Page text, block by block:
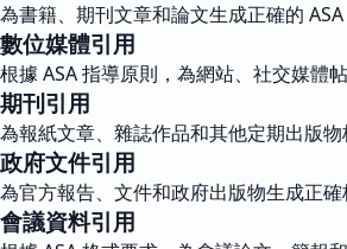
為書籍、期刊文章和論文生成正確的
數位媒體引用
根據 ASA 指導原則，為網站、社交媒體
期刊引用
為報紙文章、雜誌作品和其他定期出版
政府文件引用
為官方報告、文件和政府出版物生成正確
會議資料引用